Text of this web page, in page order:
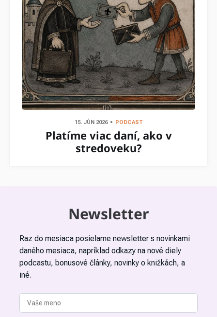
15. JÚN 2026 PODCAST
Platíme viac daní, ako v
stredoveku?
Newsletter
Raz do mesiaca posielame newsletter s novinkami
daného mesiaca, napríklad odkazy na nové diely
podcastu, bonusové články, novinky o knižkách, a
iné.